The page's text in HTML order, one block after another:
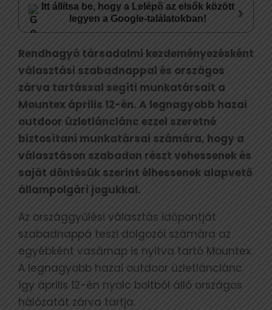
Itt állítsa be, hogy a Lelépő az elsők között
legyen a Google-találatokban!
›
Rendhagyó társadalmi kezdeményezésként
választási szabadnappal és országos
zárva tartással segíti munkatársait a
Mountex április 12-én. A legnagyobb hazai
outdoor üzletlánclánc ezzel szeretné
biztosítani munkatársai számára, hogy a
választáson szabadon részt vehessenek és
saját döntésük szerint élhessenek alapvető
állampolgári jogukkal.
Az országgyűlési választás időpontját
szabadnappá teszi dolgozói számára az
egyébként vasárnap is nyitva tartó Mountex.
A legnagyobb hazai outdoor üzletlánclánc
így április 12-én nyolc boltból álló országos
hálózatát zárva tartja.